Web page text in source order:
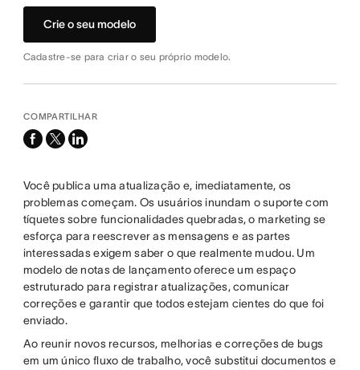
Crie o seu modelo
Cadastre-se para criar o seu próprio modelo.
COMPARTILHAR
facebook
x-
linkedin
Você publica uma atualização e, imediatamente, os
problemas começam. Os usuários inundam o suporte com
tíquetes sobre funcionalidades quebradas, o marketing se
esforça para reescrever as mensagens e as partes
interessadas exigem saber o que realmente mudou. Um
modelo de notas de lançamento oferece um espaço
estruturado para registrar atualizações, comunicar
correções e garantir que todos estejam cientes do que foi
enviado.
Ao reunir novos recursos, melhorias e correções de bugs
em um único fluxo de trabalho, você substitui documentos e